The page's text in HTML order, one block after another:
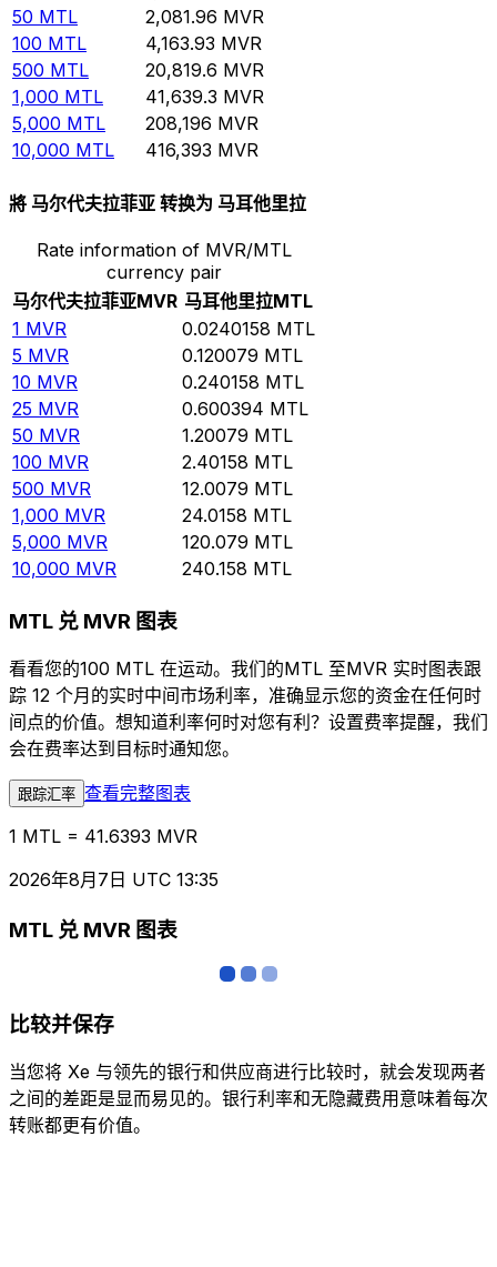
50 MTL 2,081.96 MVR
100 MTL 4,163.93 MVR
500 MTL 20,819.6 MVR
1,000 MTL 41,639.3 MVR
5,000 MTL 208,196 MVR
10,000 MTL 416,393 MVR
將 马尔代夫拉菲亚 转换为 马耳他里拉
Rate information of MVR/MTL
currency pair
马尔代夫拉菲亚MVR 马耳他里拉MTL
1 MVR 0.0240158 MTL
5 MVR 0.120079 MTL
10 MVR 0.240158 MTL
25 MVR 0.600394 MTL
50 MVR 1.20079 MTL
100 MVR 2.40158 MTL
500 MVR 12.0079 MTL
1,000 MVR 24.0158 MTL
5,000 MVR 120.079 MTL
10,000 MVR 240.158 MTL
MTL 兑 MVR 图表
看看您的100 MTL 在运动。我们的MTL 至MVR 实时图表跟
踪 12 个月的实时中间市场利率，准确显示您的资金在任何时
间点的价值。想知道利率何时对您有利？设置费率提醒，我们
会在费率达到目标时通知您。
跟踪汇率 查看完整图表
1 MTL = 41.6393 MVR
2026年8月7日 UTC 13:35
MTL 兑 MVR 图表
比较并保存
当您将 Xe 与领先的银行和供应商进行比较时，就会发现两者
之间的差距是显而易见的。银行利率和无隐藏费用意味着每次
转账都更有价值。